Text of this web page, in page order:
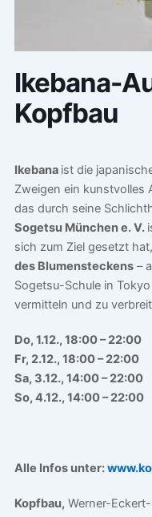
Ikebana-
Kopfbau
Ikebana ist die
Zweigen ein kunstvolles
das durch seine
Sogetsu München e. V.
sich zum Ziel gesetzt
des Blumensteckens–
Sogetsu-Schule in
vermitteln und zu
Do, 1.12., 18:00 – 22:00
Fr, 2.12., 18:00 – 22:00
Sa, 3.12., 14:00 – 22:00
So, 4.12., 14:00 – 22:00
Alle Infos unter:
Kopfbau, Werner-